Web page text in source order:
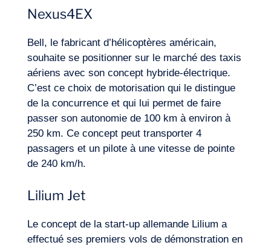
Nexus4EX
Bell, le fabricant d’hélicoptères américain,
souhaite se positionner sur le marché des taxis
aériens avec son concept hybride-électrique.
C’est ce choix de motorisation qui le distingue
de la concurrence et qui lui permet de faire
passer son autonomie de 100 km à environ à
250 km. Ce concept peut transporter 4
passagers et un pilote à une vitesse de pointe
de 240 km/h.
Lilium Jet
Le concept de la start-up allemande Lilium a
effectué ses premiers vols de démonstration en